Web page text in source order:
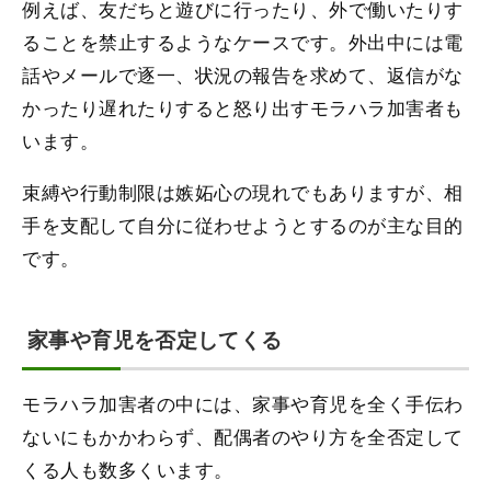
例えば、友だちと遊びに行ったり、外で働いたりす
ることを禁止するようなケースです。外出中には電
話やメールで逐一、状況の報告を求めて、返信がな
かったり遅れたりすると怒り出すモラハラ加害者も
います。
束縛や行動制限は嫉妬心の現れでもありますが、相
手を支配して自分に従わせようとするのが主な目的
です。
家事や育児を否定してくる
モラハラ加害者の中には、家事や育児を全く手伝わ
ないにもかかわらず、配偶者のやり方を全否定して
くる人も数多くいます。